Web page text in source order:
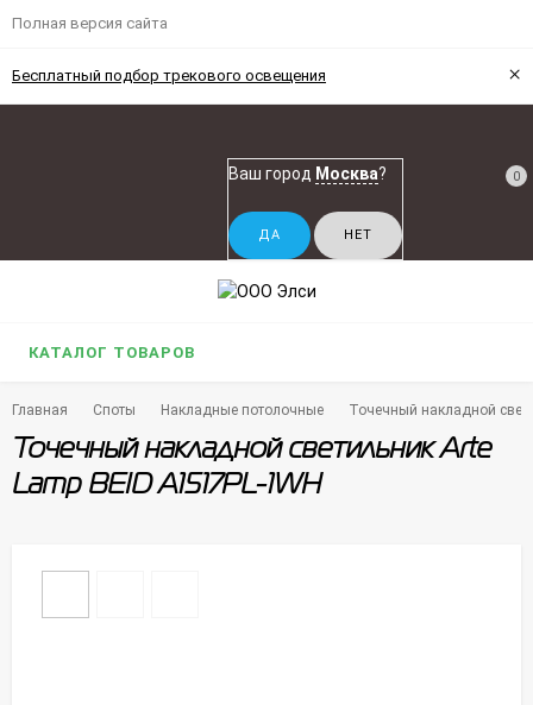
Полная версия сайта
Бесплатный подбор трекового освещения ×
Ваш город Москва? 0
КАТАЛОГ ТОВАРОВ
Главная Споты Накладные потолочные Точечный накладной
Точечный накладной светильник Arte
Lamp BEID A1517PL-1WH